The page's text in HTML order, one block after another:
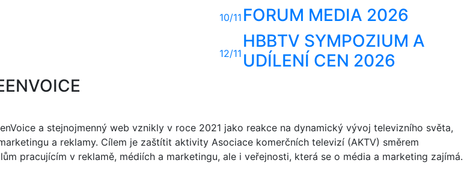
10/11 FORUM MEDIA 2026
12/11
HBBTV SYMPOZIUM A
UDÍLENÍ CEN 2026
a stejnojmenný web vznikly v roce 2021 jako reakce na dynamický vývoj televizního světa,
a reklamy. Cílem je zaštítit aktivity Asociace komerčních televizí (AKTV) směrem
pracujícím v reklamě, médiích a marketingu, ale i veřejnosti, která se o média a marketing zajímá.